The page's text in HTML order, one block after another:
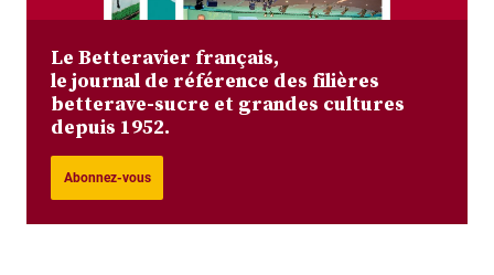
Le Betteravier français,
le journal de référence des filières
betterave-sucre et grandes cultures
depuis 1952.
Abonnez-vous